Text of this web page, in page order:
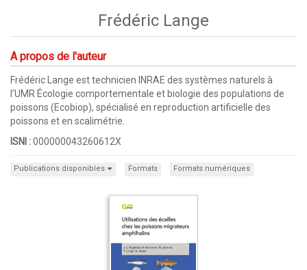
Frédéric Lange
A propos de l'auteur
Frédéric Lange est technicien INRAE des systèmes naturels à
l’UMR Écologie comportementale et biologie des populations de
poissons (Ecobiop), spécialisé en reproduction artificielle des
poissons et en scalimétrie.
ISNI :000000043260612X
Publications disponibles Formats Formats numériques